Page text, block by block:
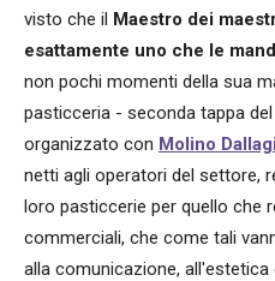
visto che il Maestro dei
esattamente uno che le
non pochi momenti della sua
pasticceria - seconda tappa
organizzato con Molino
netti agli operatori del settore,
loro pasticcerie per quello che
commerciali, che come tali
alla comunicazione,